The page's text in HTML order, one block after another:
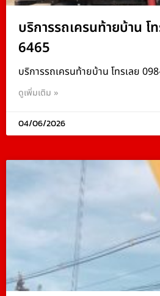
บริการรถเครนท้ายบ้าน โ
6465
บริการรถเครนท้ายบ้าน โทรเลย
ดูเพิ่มเติม »
04/06/2026